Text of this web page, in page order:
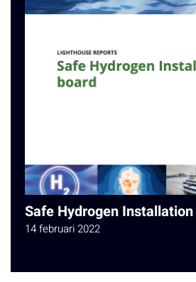
Safe Hydrogen
14 februari 2022